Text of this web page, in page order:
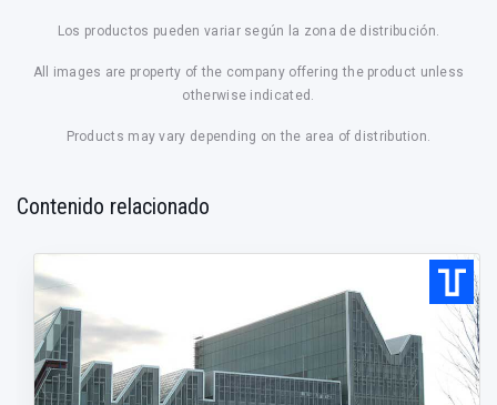
Los productos pueden variar según la zona de distribución.
All images are property of the company offering the product unless
otherwise indicated.
Products may vary depending on the area of distribution.
Contenido relacionado